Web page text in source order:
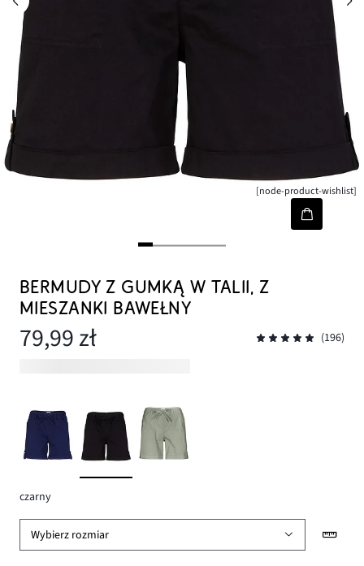
[node-product-wishlist]
BERMUDY Z GUMKĄ W TALII, Z
MIESZANKI BAWEŁNY
79,99 zł (196)
czarny
Wybierz rozmiar